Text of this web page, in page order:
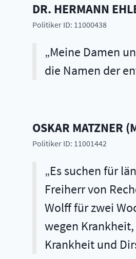
DR. HERMANN
Politiker ID: 11000438
Meine Damen
die Namen der
OSKAR MATZNER (
Politiker ID: 11001442
Es suchen für
Freiherr von
Wolff für zwei
wegen
Krankheit und